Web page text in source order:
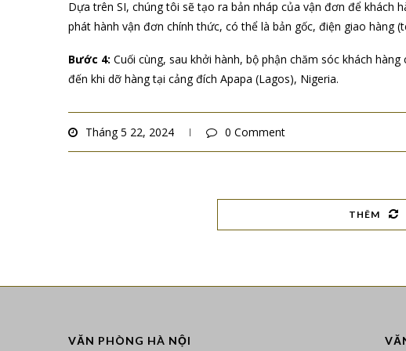
Dựa trên SI, chúng tôi sẽ tạo ra bản nháp của vận đơn để khách
phát hành vận đơn chính thức, có thể là bản gốc, điện giao hàng
Bước 4: Cuối cùng, sau khởi hành, bộ phận chăm sóc khách
đến khi dỡ hàng tại cảng đích Apapa (Lagos), Nigeria.
Tháng 5 22, 2024 0 Comment
THÊM
VĂN PHÒNG HÀ NỘI